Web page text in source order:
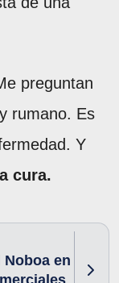
preguntan
rumano. Es
Y
cura.
en